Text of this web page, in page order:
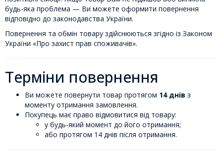
будь-яка проблема — Ви можете оформити повернення
відповідно до законодавства України.
Повернення та обмін товару здійснюються згідно із Законом
України «Про захист прав споживачів».
Терміни повернення
Ви можете повернути товар протягом 14 днів з
моменту отримання замовлення.
Покупець має право відмовитися від товару:
у будь-який момент до його отримання;
або протягом 14 днів після отримання.